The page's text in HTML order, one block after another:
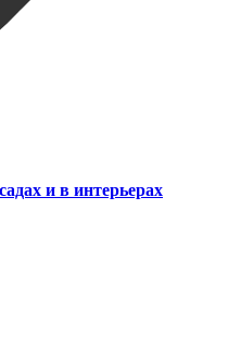
и в интерьерах